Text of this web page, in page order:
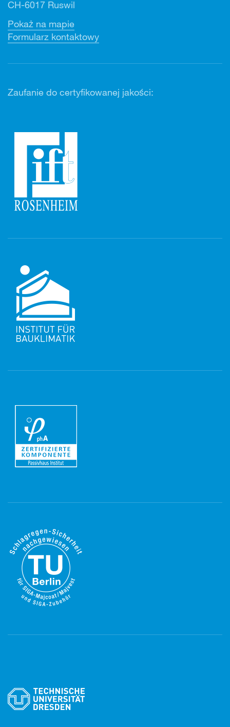
CH-6017 Ruswil
Pokaż na mapie
Formularz kontaktowy
Zaufanie do certyfikowanej jakości: